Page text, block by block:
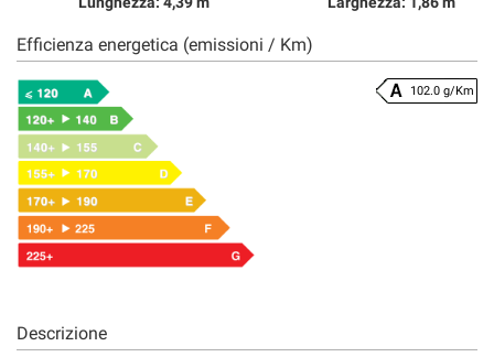
Efficienza energetica (emissioni / Km)
102.0 g/Km
Descrizione